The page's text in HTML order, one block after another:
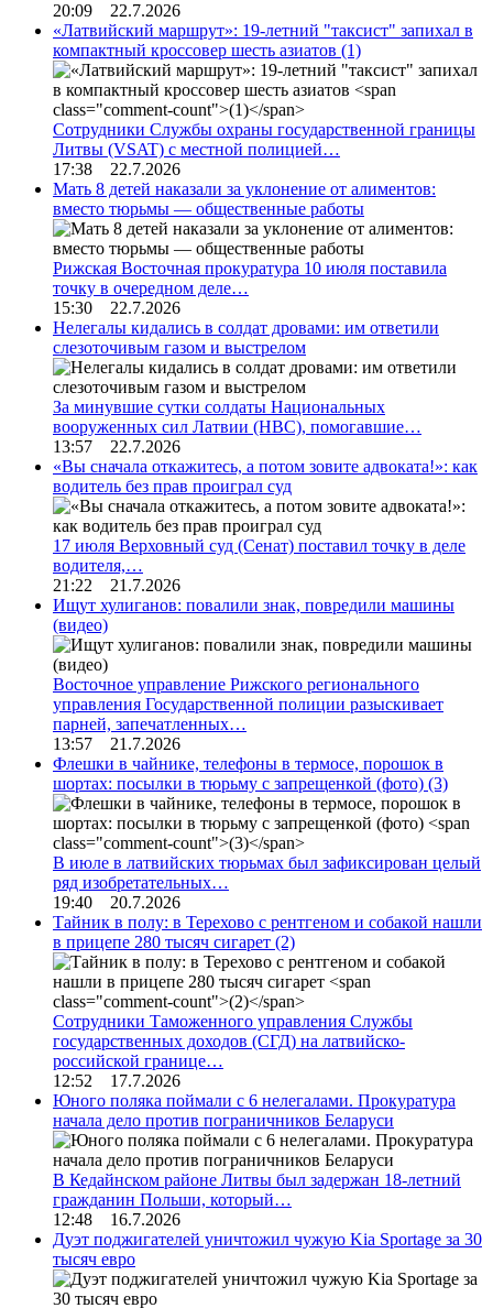
20:09 22.7.2026
«Латвийский маршрут»: 19-летний "таксист" запихал в
компактный кроссовер шесть азиатов (1)
Сотрудники Службы охраны государственной границы
Литвы (VSAT) с местной полицией…
17:38 22.7.2026
Мать 8 детей наказали за уклонение от алиментов:
вместо тюрьмы — общественные работы
Рижская Восточная прокуратура 10 июля поставила
точку в очередном деле…
15:30 22.7.2026
Нелегалы кидались в солдат дровами: им ответили
слезоточивым газом и выстрелом
За минувшие сутки солдаты Национальных
вооруженных сил Латвии (НВС), помогавшие…
13:57 22.7.2026
«Вы сначала откажитесь, а потом зовите адвоката!»: как
водитель без прав проиграл суд
17 июля Верховный суд (Сенат) поставил точку в деле
водителя,…
21:22 21.7.2026
Ищут хулиганов: повалили знак, повредили машины
(видео)
Восточное управление Рижского регионального
управления Государственной полиции разыскивает
парней, запечатленных…
13:57 21.7.2026
Флешки в чайнике, телефоны в термосе, порошок в
шортах: посылки в тюрьму с запрещенкой (фото) (3)
В июле в латвийских тюрьмах был зафиксирован целый
ряд изобретательных…
19:40 20.7.2026
Тайник в полу: в Терехово с рентгеном и собакой нашли
в прицепе 280 тысяч сигарет (2)
Сотрудники Таможенного управления Службы
государственных доходов (СГД) на латвийско-
российской границе…
12:52 17.7.2026
Юного поляка поймали с 6 нелегалами. Прокуратура
начала дело против пограничников Беларуси
В Кедайнском районе Литвы был задержан 18-летний
гражданин Польши, который…
12:48 16.7.2026
Дуэт поджигателей уничтожил чужую Kia Sportage за 30
тысяч евро